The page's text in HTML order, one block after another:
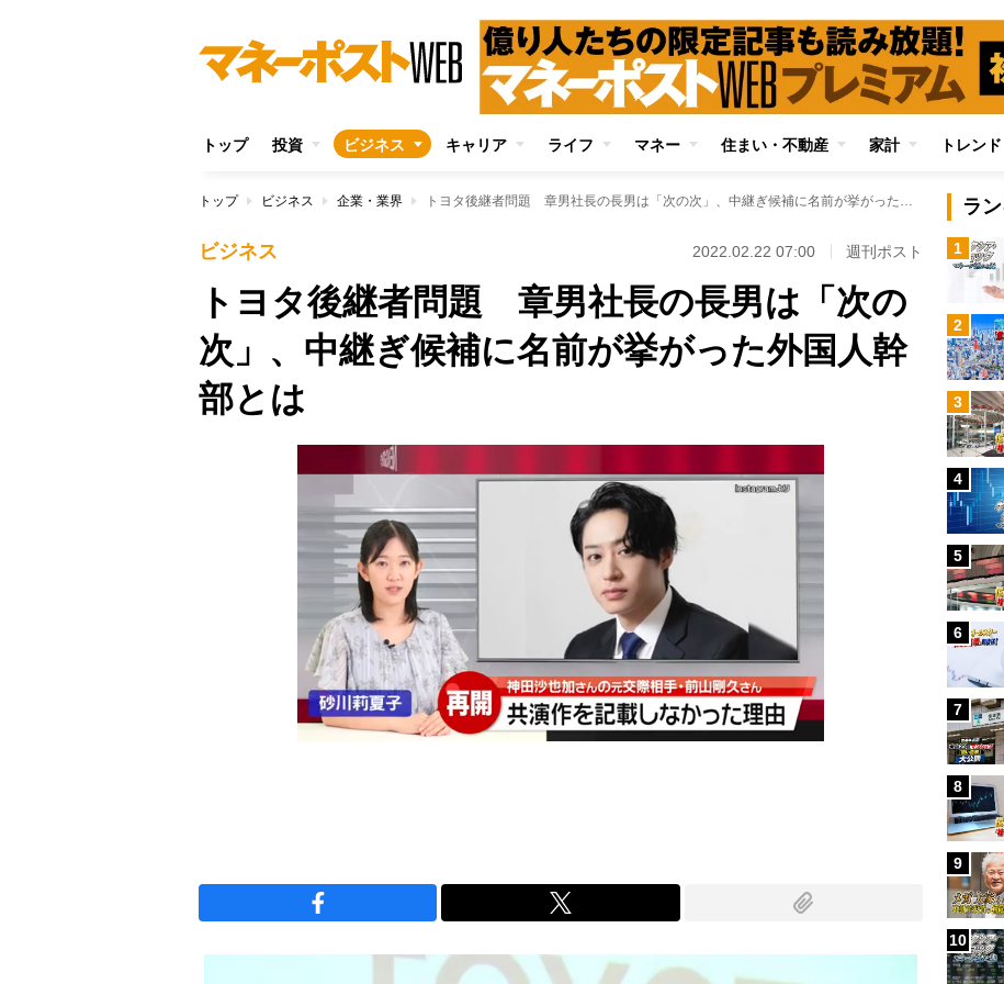
トップ 投資 ビジネス キャリア ライフ マネー 住まい・不動産 家計 トレンド
トップ ビジネス 企業・業界 トヨタ後継者問題 章男社長の長男は「次の次」、中継ぎ候補に名前が挙がった外国人幹部とは
ビジネス 2022.02.22 07:00 週刊ポスト
トヨタ後継者問題 章男社長の長男は「次の
次」、中継ぎ候補に名前が挙がった外国人幹
部とは
ラ
1
2
3
4
5
6
7
8
9
10